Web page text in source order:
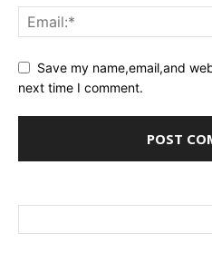
Save my name,email,and
next time I comment.